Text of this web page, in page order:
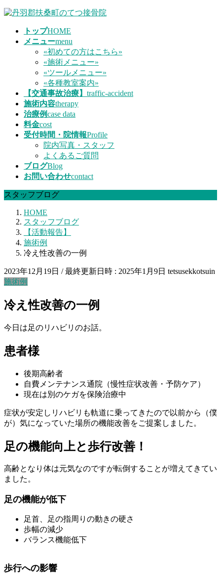
コ
ナ
トップHOME
メニューmenu
«初めての方はこちら»
«施術メニュー»
«ツールメニュー»
«各種教室案内»
【交通事故治療】 traffic-accident
施術内容therapy
治療例case data
料金cost
受付時間・院情報Profile
院内写真・スタッフ
よくあるご質問
ブログBlog
お問い合わせcontact
スタッフブログ
HOME
スタッフブログ
【活動報告】
施術例
冷え性改善の一例
2023年12月19日 / 最終更新日時 : 2025年1月9日 tetsusekkotsuin
施術例
冷え性改善の一例
今日は足のリハビリのお話。
患者様
後期高齢者
自費メンテナンス通院（慢性症状改善・予防ケア）
現在は別のケガを保険治療中
症状が安定しリハビリも軌道に乗ってきたので以前から（僕
が）気になっていた場所の機能改善をご提案しました。
足の機能向上と歩行改善！
高齢となり体は元気なのですが転倒することが増えてきてい
ました。
足の機能が低下
足首、足の指周りの動きの硬さ
歩幅の減少
バランス機能低下
歩行への影響